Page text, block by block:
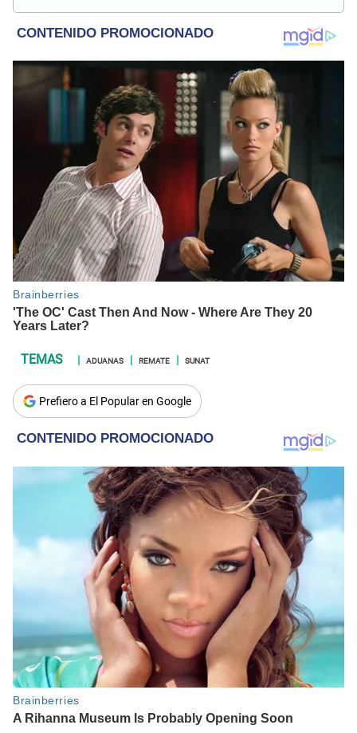
en temas relacionados con misterios, películas y series
policiales.
ADUANAS REMATE SUNAT
Prefiero a El Popular en Google